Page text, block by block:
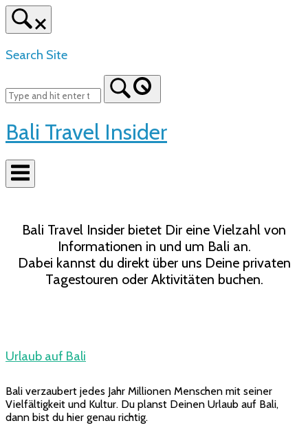
Skip
to
content
Search Site
Bali Travel Insider
Bali Travel Insider bietet Dir eine Vielzahl von
Informationen in und um Bali an.
Dabei kannst du direkt über uns Deine privaten
Tagestouren oder Aktivitäten buchen.
Urlaub auf Bali
Bali verzaubert jedes Jahr Millionen Menschen mit seiner
Vielfältigkeit und Kultur. Du planst Deinen Urlaub auf Bali,
dann bist du hier genau richtig.